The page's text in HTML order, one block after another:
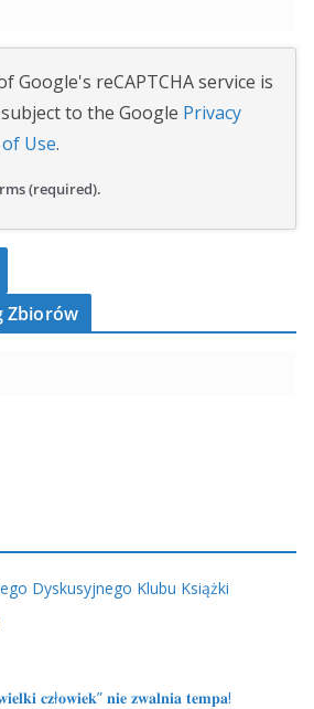
Google's reCAPTCHA service is
to the Google Privacy
Use.
(required).
Zbiorów
Dyskusyjnego Klubu Książki
𝐜𝐳ł𝐨𝐰𝐢𝐞𝐤” 𝐧𝐢𝐞 𝐳𝐰𝐚𝐥𝐧𝐢𝐚 𝐭𝐞𝐦𝐩𝐚!